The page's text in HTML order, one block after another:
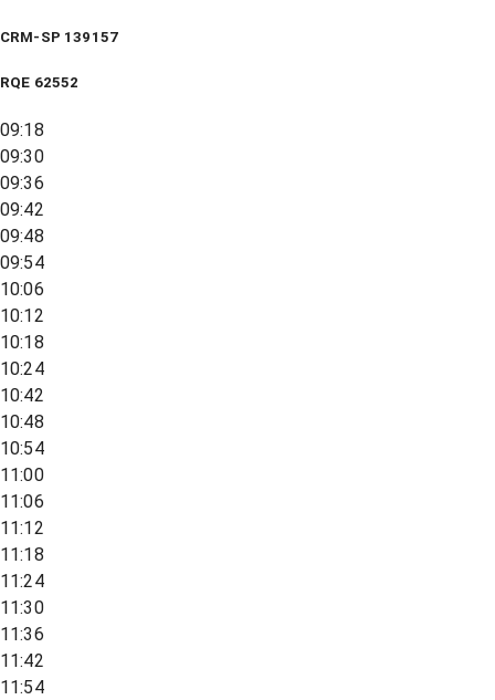
CRM-SP 139157
RQE 62552
09:18
09:30
09:36
09:42
09:48
09:54
10:06
10:12
10:18
10:24
10:42
10:48
10:54
11:00
11:06
11:12
11:18
11:24
11:30
11:36
11:42
11:54